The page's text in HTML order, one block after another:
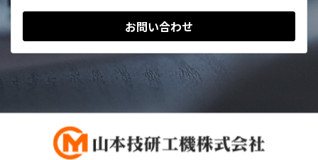
お問い合わせ